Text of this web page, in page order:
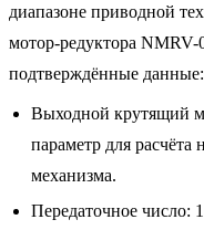
диапазоне приводной
мотор-редуктора
подтверждённые данные:
Выходной крутящий
параметр для
механизма.
Передаточное число: